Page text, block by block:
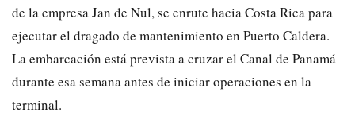
de la empresa Jan de Nul, se enrute hacia Costa Rica para
ejecutar el dragado de mantenimiento en Puerto Caldera.
La embarcación está prevista a cruzar el Canal de Panamá
durante esa semana antes de iniciar operaciones en la
terminal.